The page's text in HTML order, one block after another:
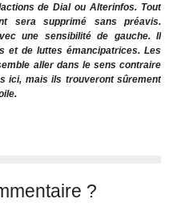
de Dial ou Alterinfos. Tout
sera supprimé sans préavis.
une sensibilité de gauche. Il
et de luttes émancipatrices. Les
aller dans le sens contraire
ici, mais ils trouveront sûrement
?